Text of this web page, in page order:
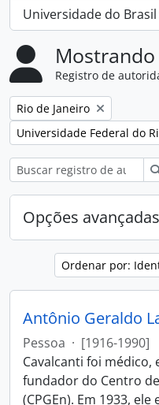
Universidade do Brasil
, 1 resultados
Registro de
Remover filtro:
Rio de Janeiro
Remover filtro:
Universidade Federal do
Opções
Ordenar por:
Antônio Geraldo
Pessoa · [1916-1990]
Cavalcanti foi
fundador do Centro
(CPGEn). Em 1933,